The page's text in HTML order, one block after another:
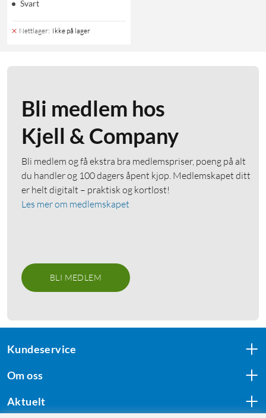
Svart
Nettlager: Ikke på lager
Bli medlem hos
Kjell & Company
Bli medlem og få ekstra bra medlemspriser, poeng på alt
du handler og 100 dagers åpent kjøp. Medlemskapet ditt
er helt digitalt – praktisk og kortløst!
Les mer om medlemskapet
BLI MEDLEM
Kundeservice
Om oss
Aktuelt